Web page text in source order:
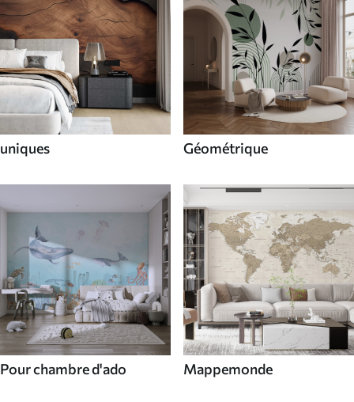
uniques Géométrique
Pour chambre d'ado Mappemonde